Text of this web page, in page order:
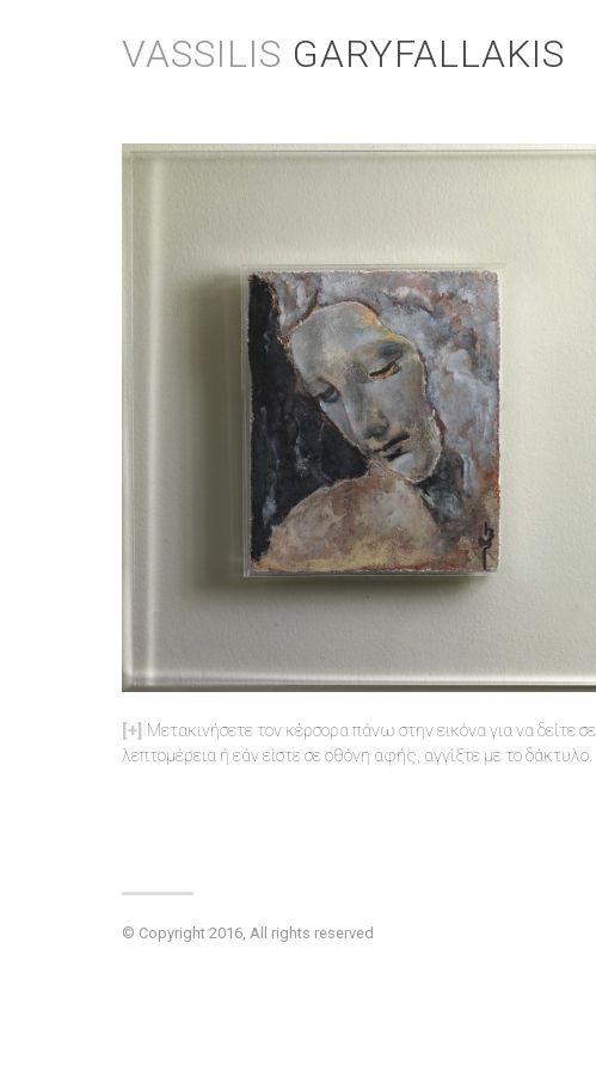
to
content
VASSILIS GARYFALLAKIS
Μετακινήσετε τον κέρσορα πάνω στην εικόνα για να δείτε σε
λεπτομέρεια ή εάν είστε σε οθόνη αφής, αγγίξτε με το δάκτυλο.
© Copyright 2016, All rights reserved